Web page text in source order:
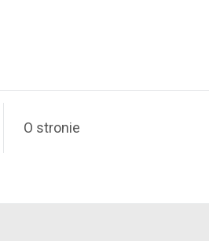
O stronie